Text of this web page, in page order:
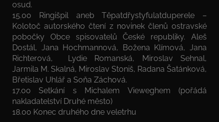
osud.
15.00 Ringišpil aneb Těpatdřystyfulatduperele –
Kolotoč autorského čtení z novinek členů ostravské
pobočky Obce spisovatelů České republiky. Aleš
Dostál, Jana Hochmannová, Božena Klímová, Jana
Richterová, Lydie Romanská, Miroslav Sehnal,
Jarmila M. Skalná, Miroslav Stoniš, Radana Šatánková,
Břetislav Uhlář a Soňa Záchová.
17.00 Setkání s Michalem Vieweghem (pořádá
nakladatelství Druhé město)
18.00 Konec druhého dne veletrhu